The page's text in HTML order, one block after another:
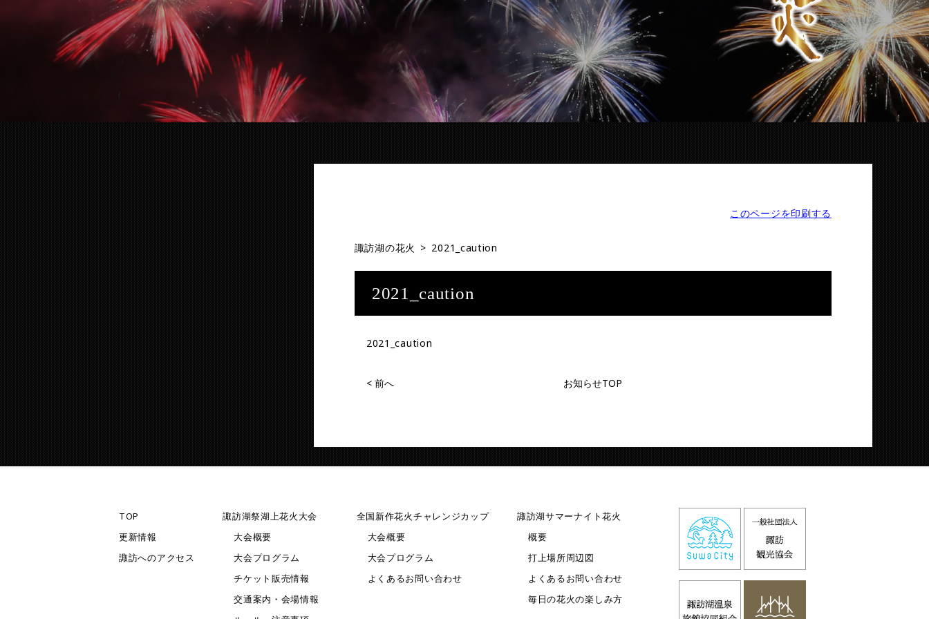
このページを印刷する
諏訪湖の花火 > 2021_caution
2021_caution
2021_caution
<前へ お知らせTOP
TOP
更新情報
諏訪へのアクセス
諏訪湖祭湖上花火大会
大会概要
大会プログラム
チケット販売情報
交通案内・会場情報
全国新作花火チャレンジカップ
大会概要
大会プログラム
よくあるお問い合わせ
諏訪湖サマーナイト花火
概要
打上場所周辺図
よくあるお問い合わせ
毎日の花火の楽しみ方